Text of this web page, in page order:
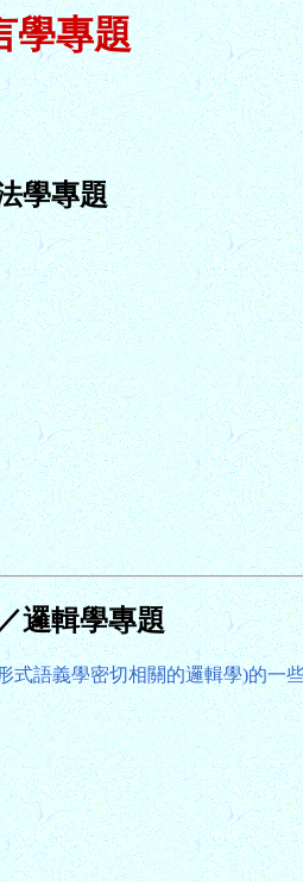
學專題
學專題
邏輯學專題
語義學密切相關的邏輯學)的一